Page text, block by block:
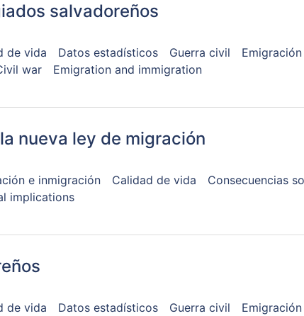
salvadoreños
de vida Datos estadísticos Guerra civil
Emigración
war Emigration and immigration
nueva ley de migración
e inmigración Calidad de vida Consecuencias
implications
de vida Datos estadísticos Guerra civil
Emigración